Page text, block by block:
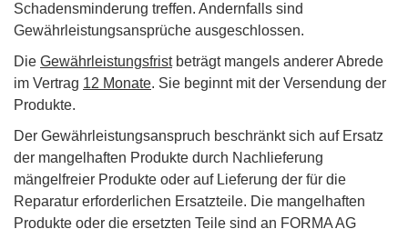
Schadensminderung treffen. Andernfalls sind
Gewährleistungsansprüche ausgeschlossen.
Die Gewährleistungsfristbeträgt mangels anderer Abrede
im Vertrag 12 Monate. Sie beginnt mit der Versendung der
Produkte.
Der Gewährleistungsanspruch beschränkt sich auf Ersatz
der mangelhaften Produkte durch Nachlieferung
mängelfreier Produkte oder auf Lieferung der für die
Reparatur erforderlichen Ersatzteile. Die mangelhaften
Produkte oder die ersetzten Teile sind an FORMA AG